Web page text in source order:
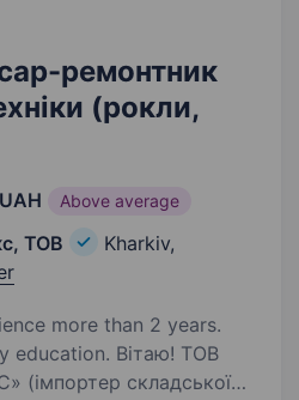
ремонтник
(рокли,
Above average
ТОВ
Kharkiv,
more than 2 years.
Вітаю! ТОВ
(імпортер складської